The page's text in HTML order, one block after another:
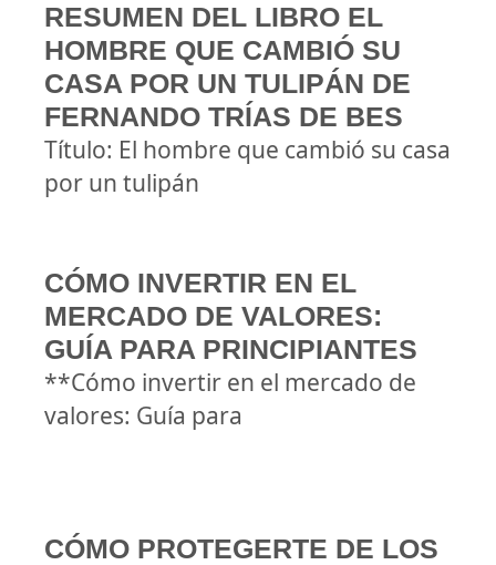
RESUMEN DEL LIBRO EL
HOMBRE QUE CAMBIÓ SU
CASA POR UN TULIPÁN DE
FERNANDO TRÍAS DE BES
Título: El hombre que cambió su casa
por un tulipán
CÓMO INVERTIR EN EL
MERCADO DE VALORES:
GUÍA PARA PRINCIPIANTES
**Cómo invertir en el mercado de
valores: Guía para
CÓMO PROTEGERTE DE LOS